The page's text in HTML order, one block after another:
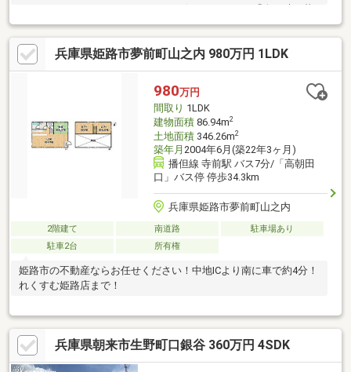
＿＿＿＿＿＿＿＿＿＿＿＿＿＿＿＿☆ HitoToki 「人と時、暮
らしを守るおうち屋さん」 ・人（これから出会う人）と ・
時（その出会った方の人生）を、 私達が提供する学びの場で得
られる「知識や体験」で 将来のお金に対する不安を無くしても
らいたい。 私達は、そんな理念を持った不動産会社です。 駐
車場・キッズスペースをご用意しております♪ お時間や曜日には
柔軟に対応いたしますので、 まずはお気軽にご連絡ください♪
兵庫県姫路市夢前町山之内 980万円 1LDK
980万円
間取り 1LDK
建物面積86.94m2
土地面積346.26m2
築年月 2004年6月(築22年3ヶ月)
播但線 寺前駅 バス7分/「高朝田
口」バス停 停歩34.3km
兵庫県姫路市夢前町山之内
2階建て 南道路
駐車場あり
駐車2台
所有権
姫路市の不動産ならお任せください！中地ICより南に車で約4分！
れくすむ姫路店まで！
兵庫県朝来市生野町口銀谷 360万円 4SDK